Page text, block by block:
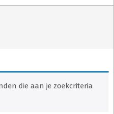
die aan je zoekcriteria